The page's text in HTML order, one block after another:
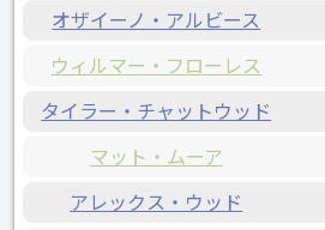
オザイーノ・アルビース
ウィルマー・フローレス
タイラー・チャットウッド
マット・ムーア
アレックス・ウッド